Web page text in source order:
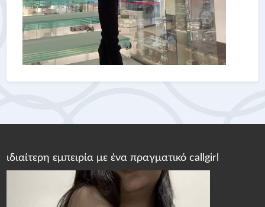
ιδιαίτερη εμπειρία με ένα πραγματικό callgirl